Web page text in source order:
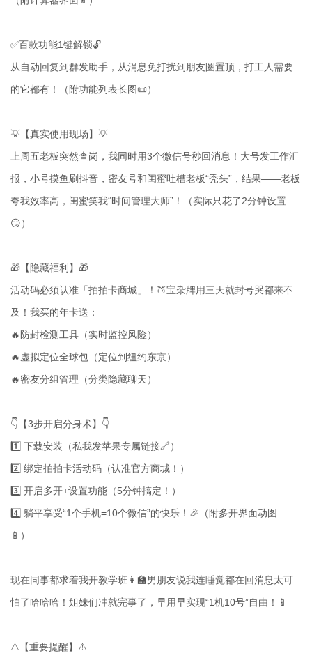
✅百款功能1键解锁🔓
从自动回复到群发助手，从消息免打扰到朋友圈置顶，打工人需要
的它都有！（附功能列表长图📜）
💡【真实使用现场】💡
上周五老板突然查岗，我同时用3个微信号秒回消息！大号发工作汇
报，小号摸鱼刷抖音，密友号和闺蜜吐槽老板“秃头”，结果——老板
夸我效率高，闺蜜笑我“时间管理大师”！（实际只花了2分钟设置
😏）
🎁【隐藏福利】🎁
活动码必须认准「拍拍卡商城」！🍑宝杂牌用三天就封号哭都来不
及！我买的年卡送：
🔥防封检测工具（实时监控风险）
🔥虚拟定位全球包（定位到纽约东京）
🔥密友分组管理（分类隐藏聊天）
👇【3步开启分身术】👇
1️⃣ 下载安装（私我发苹果专属链接🔗）
2️⃣ 绑定拍拍卡活动码（认准官方商城！）
3️⃣ 开启多开+设置功能（5分钟搞定！）
4️⃣ 躺平享受“1个手机=10个微信”的快乐！🎉（附多开界面动图
📱）
现在同事都求着我开教学班👩🏫男朋友说我连睡觉都在回消息太可
怕了哈哈哈！姐妹们冲就完事了，早用早实现“1机10号”自由！📱
⚠️【重要提醒】⚠️